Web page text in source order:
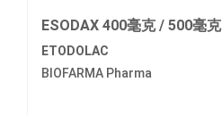
ESODAX 400毫克 / 500毫克
ETODOLAC
BIOFARMA Pharma